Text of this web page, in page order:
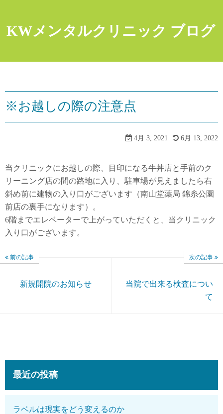
ッ
プ
KWメンタルクリニック ブログ
※お越しの際の注意点
4月 3, 2021 6月 13, 2022
当クリニックにお越しの際、目印になる牛丼店と手前のク
リーニング店の間の路地に入り、駐車場が見えましたら右
斜め前に建物の入り口がございます（南山堂薬局 錦糸公園
前店の裏手になります）。
6階までエレベーターで上がっていただくと、当クリニック
入り口がございます。
前の記事
新規開院のお知らせ
次の記事
当院で出来る検査につい
て
最近の投稿
ラベルは現実をどう変えるのか